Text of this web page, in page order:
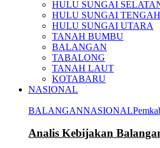
HULU SUNGAI
HULU SUNGAI TENGAH
HULU SUNGAI UTARA
TANAH BUMBU
BALANGAN
TABALONG
TANAH LAUT
KOTABARU
NASIONAL
BALANGANNASIONAL
Analis Kebijakan